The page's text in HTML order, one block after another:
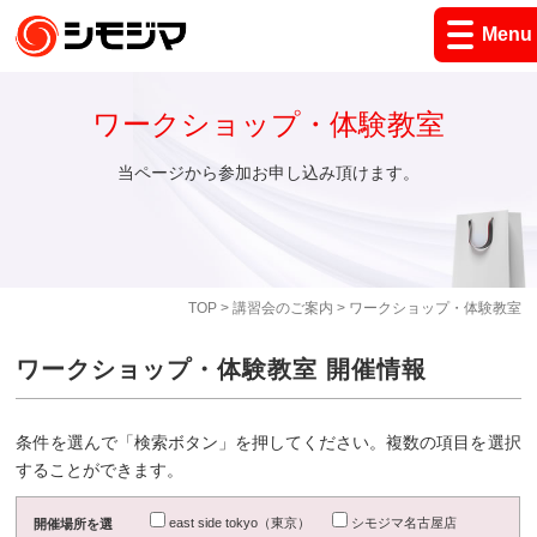
Menu
TOP> 講習会のご案内 > ワークショップ・体験教室
ワークショップ・体験教室
当ページから参加お申し込み頂けます。
ワークショップ・体験教室 開催情報
条件を選んで「検索ボタン」を押してください。複数の項目を選択
することができます。
開催場所を選
east side tokyo（東京） シモジマ名古屋店